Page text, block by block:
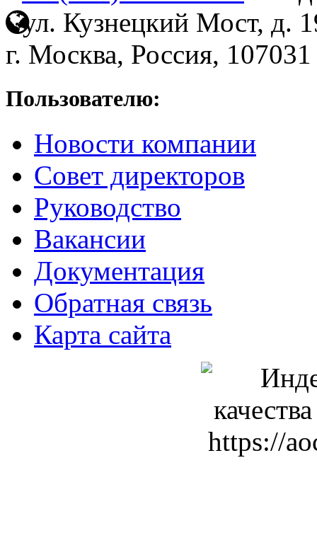
ул. Кузнецкий Мост, д.
г. Москва, Россия, 107031
Пользователю:
Новости компании
Совет директоров
Руководство
Вакансии
Документация
Обратная связь
Карта сайта